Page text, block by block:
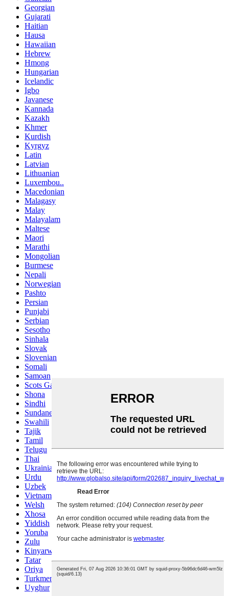
Georgian
Gujarati
Haitian
Hausa
Hawaiian
Hebrew
Hmong
Hungarian
Icelandic
Igbo
Javanese
Kannada
Kazakh
Khmer
Kurdish
Kyrgyz
Latin
Latvian
Lithuanian
Luxembou..
Macedonian
Malagasy
Malay
Malayalam
Maltese
Maori
Marathi
Mongolian
Burmese
Nepali
Norwegian
Pashto
Persian
Punjabi
Serbian
Sesotho
Sinhala
Slovak
Slovenian
Somali
Samoan
Scots Gaelic
Shona
Sindhi
Sundanese
Swahili
Tajik
Tamil
Telugu
Thai
Ukrainian
Urdu
Uzbek
Vietnamese
Welsh
Xhosa
Yiddish
Yoruba
Zulu
Kinyarwanda
Tatar
Oriya
Turkmen
Uyghur